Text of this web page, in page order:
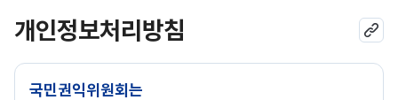
개인정보처리방침
국민권익위원회는